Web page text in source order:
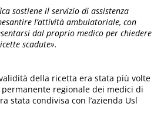
sostiene il servizio di assistenza
l’attività ambulatoriale, con
dal proprio medico per chiedere
scadute».
della ricetta era stata più volte
regionale dei medici di
stata condivisa con l’azienda Usl